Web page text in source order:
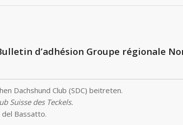
d’adhésion Groupe régionale
Dachshund Club (SDC) beitreten.
Suisse des Teckels.
Bassatto.